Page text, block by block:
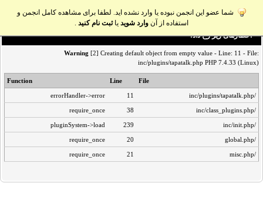
شما عضو این انجمن نبوده یا وارد نشده اید. لطفا برای مشاهده کامل انجمن و
استفاده از آن وارد شوید یاثبت نام کنید .
اخطار‌های زیر رخ داد:
Warning [2] Creating default object from empty value - Line: 11 - File:
inc/plugins/tapatalk.php PHP 7.4.33 (Linux)
File
Line
Function
/inc/plugins/tapatalk.php
11
errorHandler->error
/inc/class_plugins.php
38
require_once
/inc/init.php
239
pluginSystem->load
/global.php
20
require_once
/misc.php
21
require_once